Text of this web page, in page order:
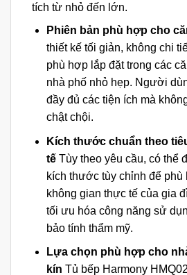
tích từ nhỏ đến lớn.
Phiên bản phù hợp cho
thiết kế tối giản, không chi
phù hợp lắp đặt trong các
nhà phố nhỏ hẹp. Người
đầy đủ các tiện ích mà
chật chội.
Kích thước chuẩn theo
tếTùy theo yêu cầu, có thể
kích thước tùy chỉnh để
không gian thực tế của gia
tối ưu hóa công năng sử
bảo tính thẩm mỹ.
Lựa chọn phù hợp cho
kín Tủ bếp Harmony